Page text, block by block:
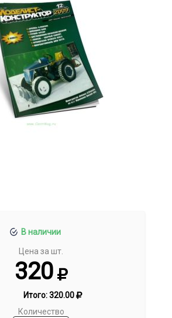
В наличии
Цена за шт.
320
Итого:320.00
Количество